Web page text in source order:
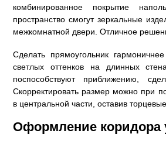
комбинированное покрытие
пространство смогут зеркальные
межкомнатной двери. Отличное
Сделать прямоугольник
светлых оттенков на длинных
поспособствуют приближению,
Скорректировать размер можно при
в центральной части, оставив
Оформление коридора